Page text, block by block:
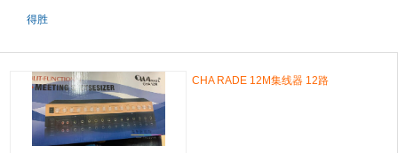
得胜
CHA RADE 12M集线器 12路